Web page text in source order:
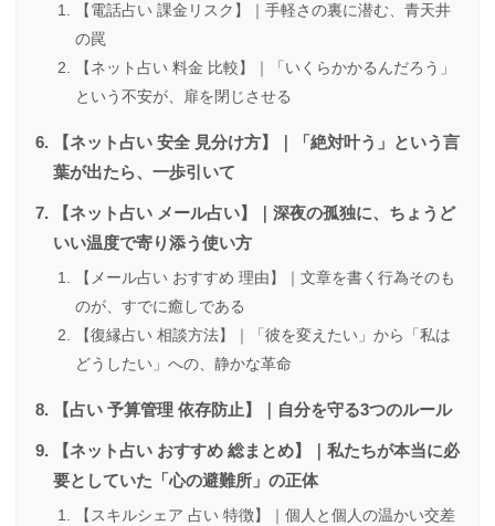
【電話占い 課金リスク】｜手軽さの裏に潜む、青天井
の罠
【ネット占い 料金 比較】｜「いくらかかるんだろう」
という不安が、扉を閉じさせる
【ネット占い 安全 見分け方】｜「絶対叶う」という言
葉が出たら、一歩引いて
【ネット占い メール占い】｜深夜の孤独に、ちょうど
いい温度で寄り添う使い方
【メール占い おすすめ 理由】｜文章を書く行為そのも
のが、すでに癒しである
【復縁占い 相談方法】｜「彼を変えたい」から「私は
どうしたい」への、静かな革命
【占い 予算管理 依存防止】｜自分を守る3つのルール
【ネット占い おすすめ 総まとめ】｜私たちが本当に必
要としていた「心の避難所」の正体
【スキルシェア 占い 特徴】｜個人と個人の温かい交差